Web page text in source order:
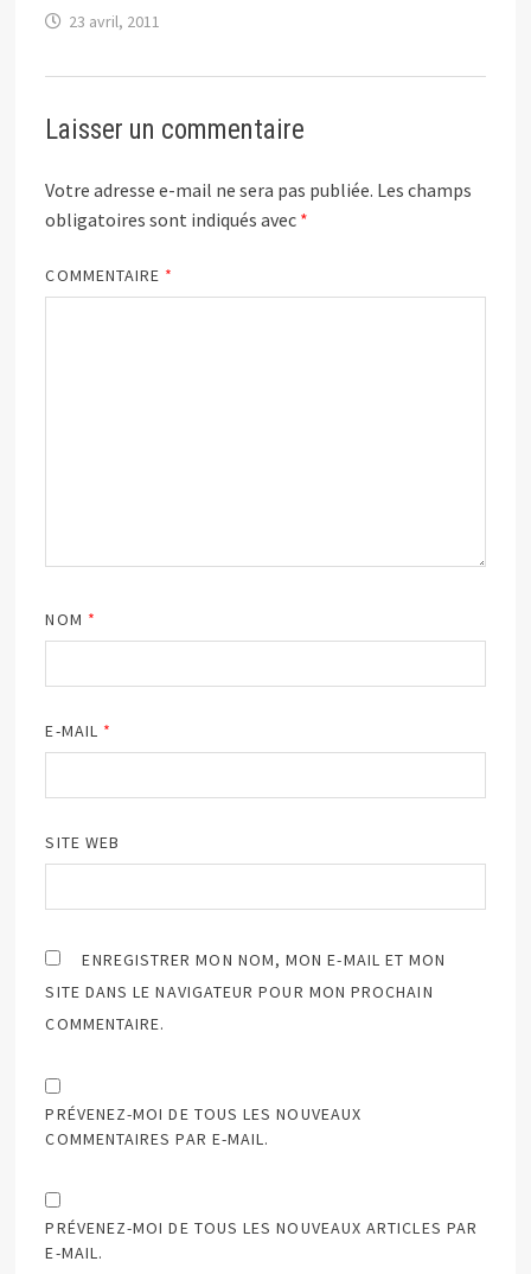
23 avril, 2011
Laisser un commentaire
Votre adresse e-mail ne sera pas publiée. Les champs
obligatoires sont indiqués avec *
COMMENTAIRE *
NOM *
E-MAIL *
SITE WEB
ENREGISTRER MON NOM, MON E-MAIL ET MON
SITE DANS LE NAVIGATEUR POUR MON PROCHAIN
COMMENTAIRE.
PRÉVENEZ-MOI DE TOUS LES NOUVEAUX
COMMENTAIRES PAR E-MAIL.
PRÉVENEZ-MOI DE TOUS LES NOUVEAUX ARTICLES PAR
E-MAIL.